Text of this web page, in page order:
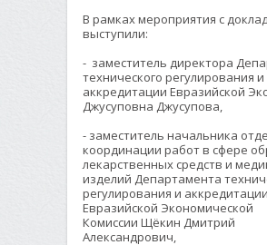
В рамках мероприятия с
выступили:
- заместитель директора
технического регулирования и
аккредитации Евразийской
Джусуповна Джусупова,
- заместитель начальника
координации работ в сфере
лекарственных средств и
изделий Департамента
регулирования и аккредитации
Евразийской Экономической
Комиссии Щёкин Дмитрий
Александрович,